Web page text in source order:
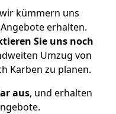
kümmern uns
erhalten.
Sie uns noch
Umzug von
Karben zu planen.
aus, und erhalten